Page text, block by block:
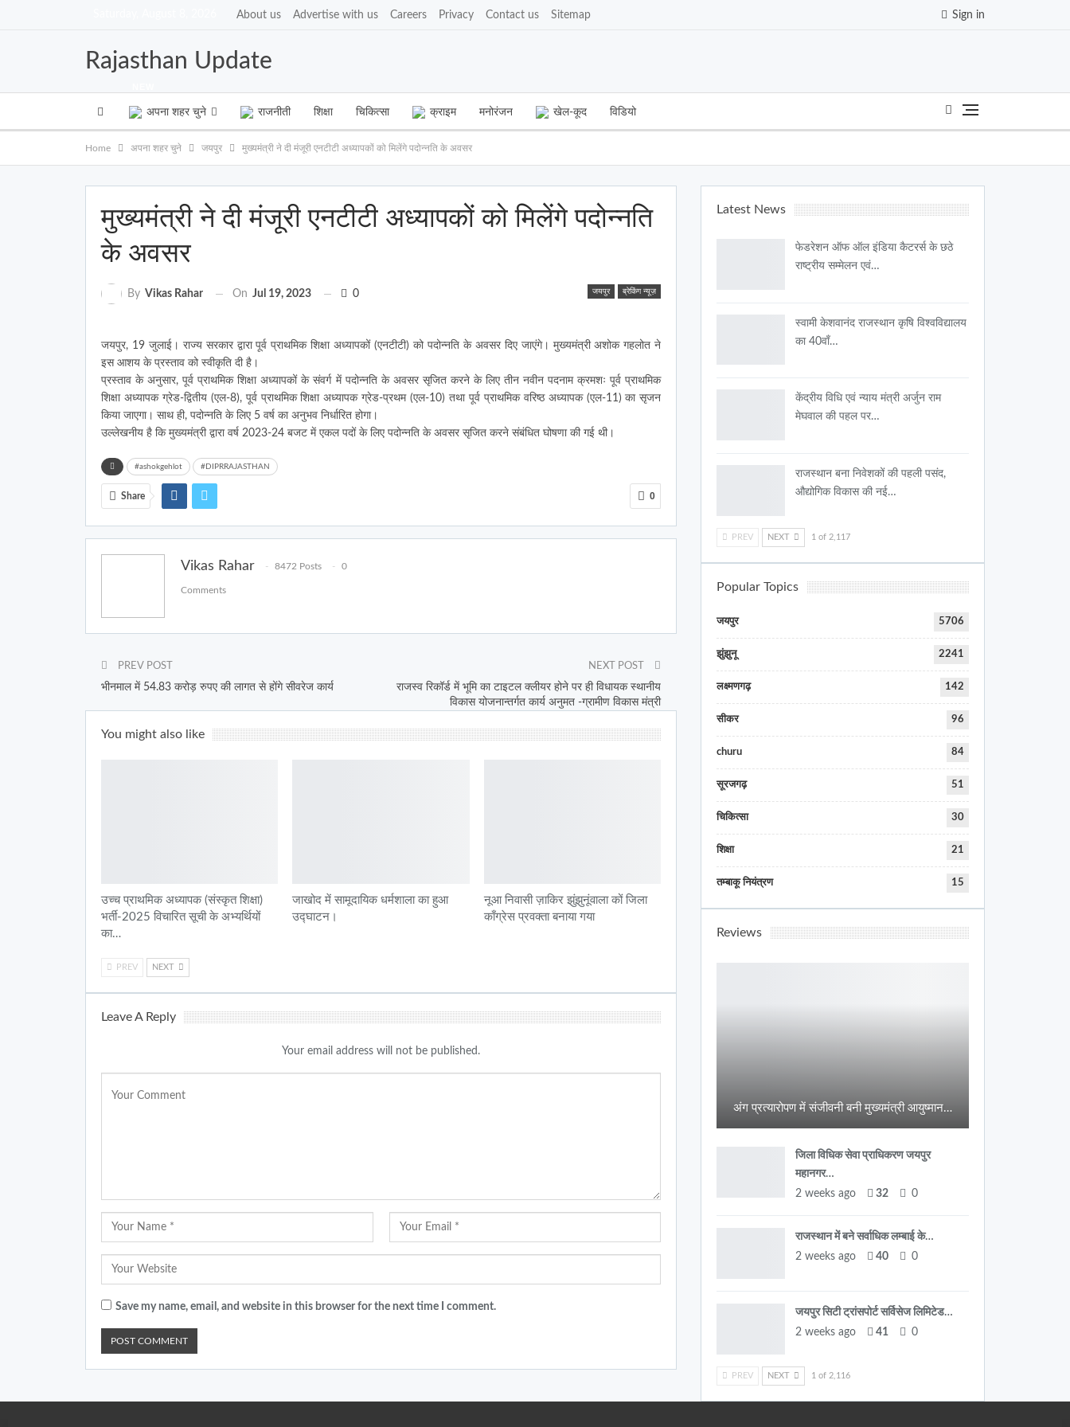
Sign in
About us Advertise with us Careers Privacy Contact us Sitemap
Rajasthan Update
अपना शहर चुने राजनीती शिक्षा चिकित्सा क्राइम मनोरंजन खेल-कूद विडियो
Home अपना शहर चुने जयपुर मुख्यमंत्री ने दी मंजूरी एनटीटी अध्यापकों को मिलेंगे पदोन्नति के अवसर
मुख्यमंत्री ने दी मंजूरी एनटीटी अध्यापकों को मिलेंगे पदोन्नति
के अवसर
जयपुर ब्रेकिंग न्यूज़
By Vikas Rahar On Jul 19, 2023 0
जयपुर, 19 जुलाई। राज्य सरकार द्वारा पूर्व प्राथमिक शिक्षा अध्यापकों (एनटीटी) को पदोन्नति के अवसर दिए जाएंगे। मुख्यमंत्री अशोक गहलोत ने
इस आशय के प्रस्ताव को स्वीकृति दी है।
प्रस्ताव के अनुसार, पूर्व प्राथमिक शिक्षा अध्यापकों के संवर्ग में पदोन्नति के अवसर सृजित करने के लिए तीन नवीन पदनाम क्रमशः पूर्व प्राथमिक
शिक्षा अध्यापक ग्रेड-द्वितीय (एल-8), पूर्व प्राथमिक शिक्षा अध्यापक ग्रेड-प्रथम (एल-10) तथा पूर्व प्राथमिक वरिष्ठ अध्यापक (एल-11) का सृजन
किया जाएगा। साथ ही, पदोन्नति के लिए 5 वर्ष का अनुभव निर्धारित होगा।
उल्लेखनीय है कि मुख्यमंत्री द्वारा वर्ष 2023-24 बजट में एकल पदों के लिए पदोन्नति के अवसर सृजित करने संबंधित घोषणा की गई थी।
#ashokgehlot #DIPRRAJASTHAN
0
Share
Vikas Rahar 8472 Posts 0
Comments
PREV POST
भीनमाल में 54.83 करोड़ रुपए की लागत से होंगे सीवरेज कार्य
NEXT POST
राजस्व रिकॉर्ड में भूमि का टाइटल क्लीयर होने पर ही विधायक स्थानीय
विकास योजनान्तर्गत कार्य अनुमत -ग्रामीण विकास मंत्री
You might also like
उच्च प्राथमिक अध्यापक (संस्कृत शिक्षा)
भर्ती-2025 विचारित सूची के अभ्यर्थियों
का…
जाखोद में सामूदायिक धर्मशाला का हुआ
उद्घाटन।
नूआ निवासी ज़ाकिर झुंझुनूंवाला कों जिला
काँग्रेस प्रवक्ता बनाया गया
PREV NEXT
Leave A Reply
Your email address will not be published.
Save my name, email, and website in this browser for the next time I comment.
Latest News
फेडरेशन ऑफ ऑल इंडिया कैटरर्स के छठे
राष्ट्रीय सम्मेलन एवं…
स्वामी केशवानंद राजस्थान कृषि विश्वविद्यालय
का 40वाँ…
केंद्रीय विधि एवं न्याय मंत्री अर्जुन राम
मेघवाल की पहल पर…
राजस्थान बना निवेशकों की पहली पसंद,
औद्योगिक विकास की नई…
PREV NEXT 1 of 2,117
Popular Topics
जयपुर 5706
झुंझुनू 2241
लक्ष्मणगढ़ 142
सीकर 96
churu 84
सूरजगढ़ 51
चिकित्सा 30
शिक्षा 21
तम्बाकू नियंत्रण 15
Reviews
अंग प्रत्यारोपण में संजीवनी बनी मुख्यमंत्री आयुष्मान…
जिला विधिक सेवा प्राधिकरण जयपुर
महानगर…
2 weeks ago
32 0
राजस्थान में बने सर्वाधिक लम्बाई के…
2 weeks ago
40 0
जयपुर सिटी ट्रांसपोर्ट सर्विसेज लिमिटेड…
2 weeks ago
41 0
PREV NEXT 1 of 2,116